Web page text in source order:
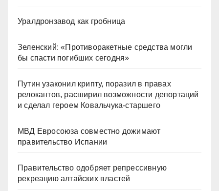
Уралдронзавод как гробница
Зеленский: «Противоракетные средства могли
бы спасти погибших сегодня»
Путин узаконил крипту, поразил в правах
релокантов, расширил возможности депортаций
и сделал героем Ковальчука-старшего
МВД Евросоюза совместно дожимают
правительство Испании
Правительство одобряет репрессивную
рекреацию алтайских властей